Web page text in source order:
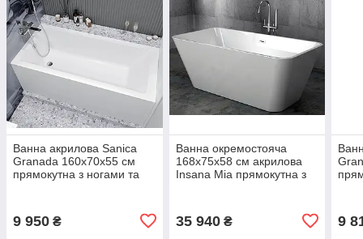
Ванна акрилова Sanica
Granada 160х70х55 см
прямокутна з ногами та
9 950 ₴
Ванна окремостояча
168х75х58 см акрилова
Insana Mia прямокутна з
35 940₴ 9